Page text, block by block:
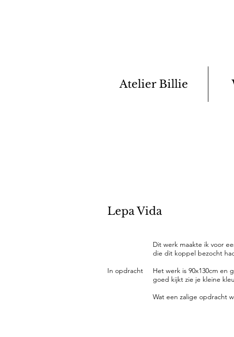
Atelier Billie
Lepa Vida
In opdracht
Dit werk maakte ik voor
die dit koppel bezocht
Het werk is 90x130cm en
goed kijkt zie je kleine
Wat een zalige opdracht